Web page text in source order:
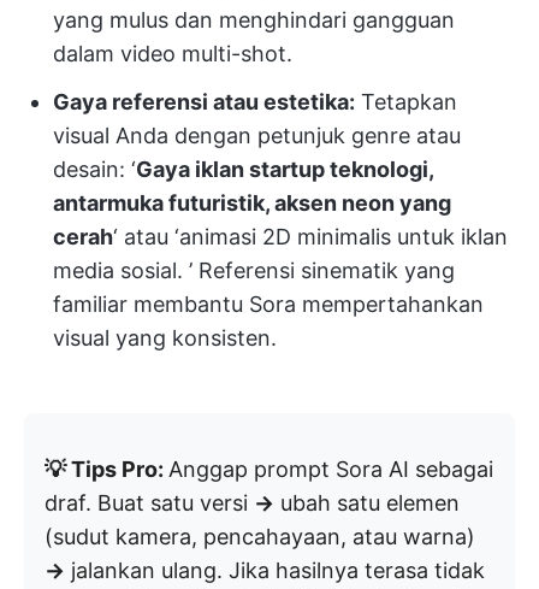
yang mulus dan menghindari gangguan
dalam video multi-shot.
Gaya referensi atau estetika: Tetapkan
visual Anda dengan petunjuk genre atau
desain: ‘Gaya iklan startup teknologi,
antarmuka futuristik, aksen neon yang
cerah‘ atau ‘animasi 2D minimalis untuk iklan
media sosial. ’ Referensi sinematik yang
familiar membantu Sora mempertahankan
visual yang konsisten.
💡 Tips Pro: Anggap prompt Sora AI sebagai
draf. Buat satu versi → ubah satu elemen
(sudut kamera, pencahayaan, atau warna)
→ jalankan ulang. Jika hasilnya terasa tidak